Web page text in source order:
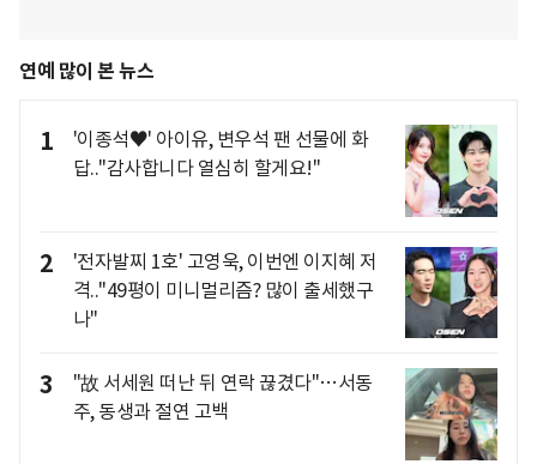
연예 많이 본 뉴스
1
'이종석♥' 아이유, 변우석 팬 선물에 화
답.."감사합니다 열심히 할게요!"
2
'전자발찌 1호' 고영욱, 이번엔 이지혜 저
격.."49평이 미니멀리즘? 많이 출세했구
나"
3
"故 서세원 떠난 뒤 연락 끊겼다"…서동
주, 동생과 절연 고백